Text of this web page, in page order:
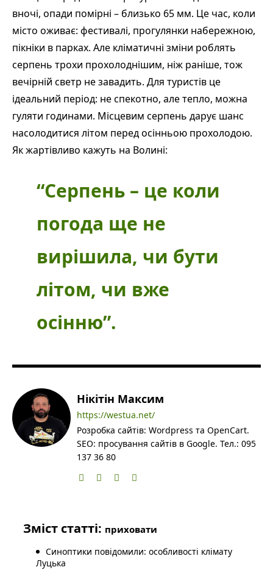
вночі, опади помірні – близько 65 мм. Це час, коли
місто оживає: фестивалі, прогулянки набережною,
пікніки в парках. Але кліматичні зміни роблять
серпень трохи прохолоднішим, ніж раніше, тож
вечірній светр не завадить. Для туристів це
ідеальний період: не спекотно, але тепло, можна
гуляти годинами. Місцевим серпень дарує шанс
насолодитися літом перед осінньою прохолодою.
Як жартівливо кажуть на Волині:
“Серпень – це коли
погода ще не
вирішила, чи бути
літом, чи вже
осінню”.
Нікітін Максим
https://westua.net/
Розробка сайтів: Wordpress та OpenCart.
SEO: просування сайтів в Google. Тел.: 095
137 36 80
Зміст статті: приховати
Синоптики повідомили: особливості клімату
Луцька